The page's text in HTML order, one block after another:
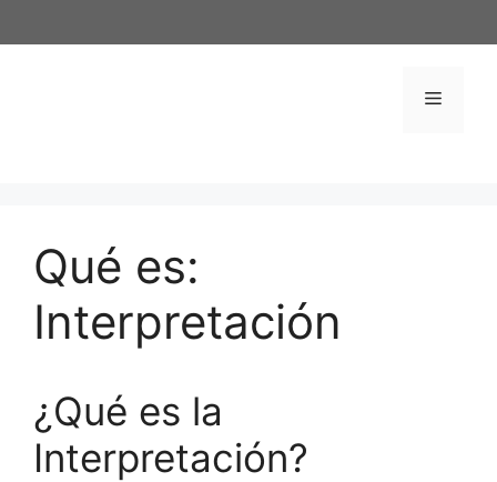
al
Menú
Qué es:
Interpretación
¿Qué es la
Interpretación?